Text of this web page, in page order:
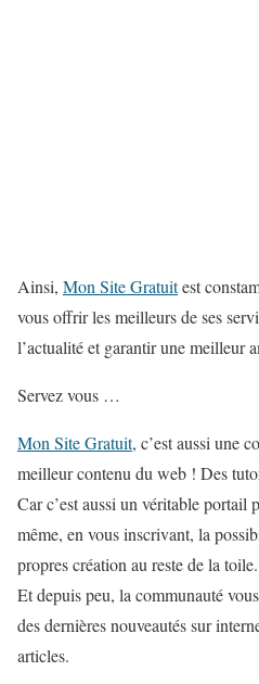
Ainsi, Mon Site Gratuitest
vous offrir les meilleurs de ses
l’actualité et garantir une meilleur
Servez vous …
Mon Site Gratuit, c’est aussi une
meilleur contenu du web ! Des
Car c’est aussi un véritable portail
même, en vous inscrivant, la
propres création au reste de la toile.
Et depuis peu, la communauté
des dernières nouveautés sur
articles.